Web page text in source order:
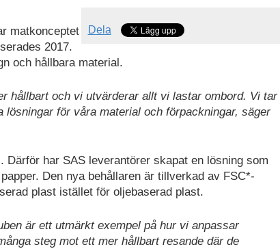
Dela
matkonceptet
2017.
och hållbara material.
hållbart och vi utvärderar allt vi lastar ombord. Vi tar
för våra material och förpackningar, säger
har SAS leverantörer skapat en lösning som
Den nya behållaren är tillverkad av FSC*-
plast istället för oljebaserad plast.
är ett utmärkt exempel på hur vi anpassar
steg mot ett mer hållbart resande där de